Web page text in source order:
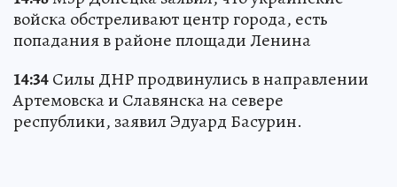
войска обстреливают центр города, есть
попадания в районе площади Ленина
14:34Силы ДНР продвинулись в направлении
Артемовска и Славянска на севере
республики, заявил Эдуард Басурин.